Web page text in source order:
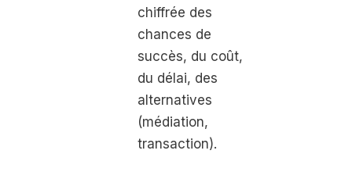
chiffrée des
chances de
succès, du coût,
du délai, des
alternatives
(médiation,
transaction).